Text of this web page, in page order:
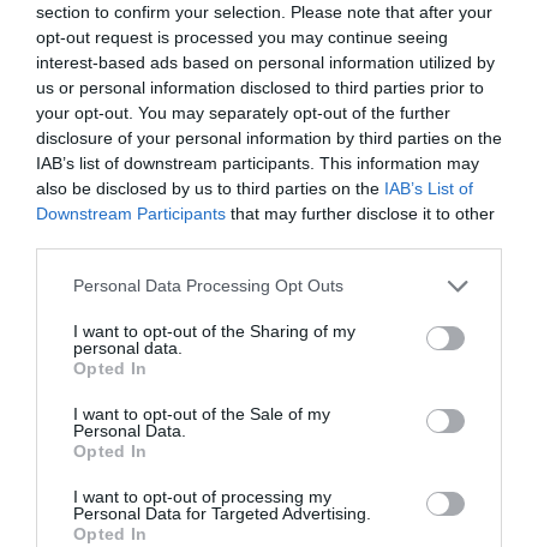
section to confirm your selection. Please note that after your
opt-out request is processed you may continue seeing
interest-based ads based on personal information utilized by
us or personal information disclosed to third parties prior to
your opt-out. You may separately opt-out of the further
disclosure of your personal information by third parties on the
IAB’s list of downstream participants. This information may
also be disclosed by us to third parties on the IAB’s List of
Downstream Participants that may further disclose it to other
Personal Data Processing Opt Outs
I want to opt-out of the Sharing of my
personal data.
Opted In
I want to opt-out of the Sale of my
Personal Data.
Opted In
I want to opt-out of processing my
Personal Data for Targeted Advertising.
Opted In